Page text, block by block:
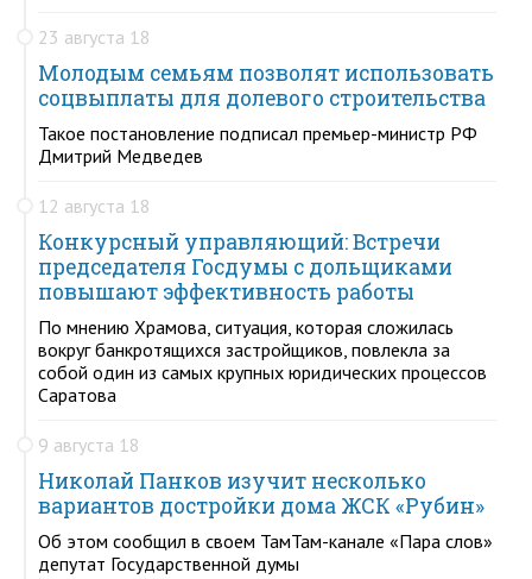
23 августа 18
Молодым семьям позволят использовать
соцвыплаты для долевого строительства
Такое постановление подписал премьер-министр РФ
Дмитрий Медведев
12 августа 18
Конкурсный управляющий: Встречи
председателя Госдумы с дольщиками
повышают эффективность работы
По мнению Храмова, ситуация, которая сложилась
вокруг банкротящихся застройщиков, повлекла за
собой один из самых крупных юридических процессов
Саратова
9 августа 18
Николай Панков изучит несколько
вариантов достройки дома ЖСК «Рубин»
Об этом сообщил в своем ТамТам-канале «Пара слов»
депутат Государственной думы